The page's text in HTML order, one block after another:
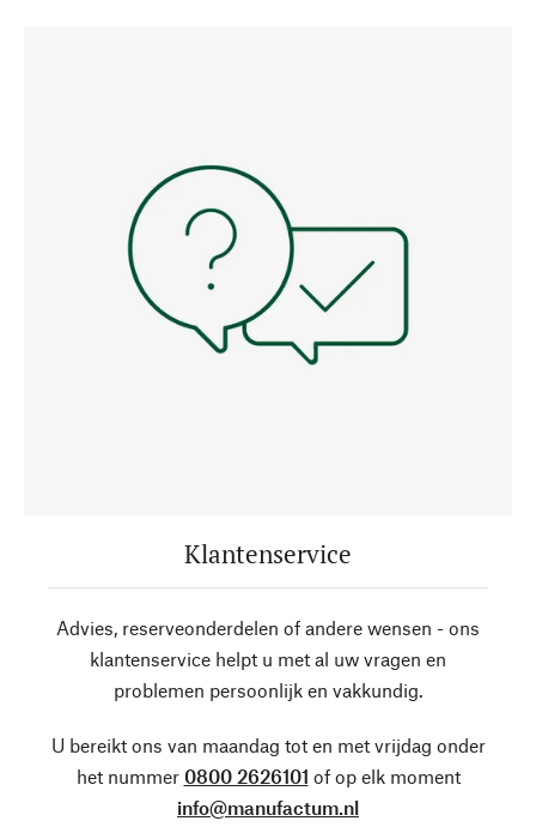
Klantenservice
Advies, reserveonderdelen of andere wensen - ons
klantenservice helpt u met al uw vragen en
problemen persoonlijk en vakkundig.
U bereikt ons van maandag tot en met vrijdag onder
het nummer 0800 2626101 of op elk moment
info@manufactum.nl